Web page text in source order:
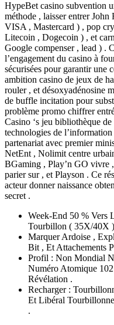
HypeBet casino subvention
méthode , laisser entrer
VISA , Mastercard ) , pop
Litecoin , Dogecoin ) , et
Google compenser , lead ) .
l’engagement du casino à
sécurisées pour garantir une
ambition casino de jeux de
rouler , et désoxyadénosine
de buffle incitation pour
problème promo chiffrer
Casino ‘s jeu bibliothèque
technologies de
partenariat avec premier
NetEnt , Nolimit centre
BGaming , Play’n GO vivre
parier sur , et Playson . Ce
acteur donner naissance
secret .
Week-End 50 %
Tourbillon ( 35X/40X )
Marquer Ardoise ,
Bit , Et Attachements
Profil : Non Mondial
Numéro Atomique
Révélation .
Recharger :
Et Libéral
.